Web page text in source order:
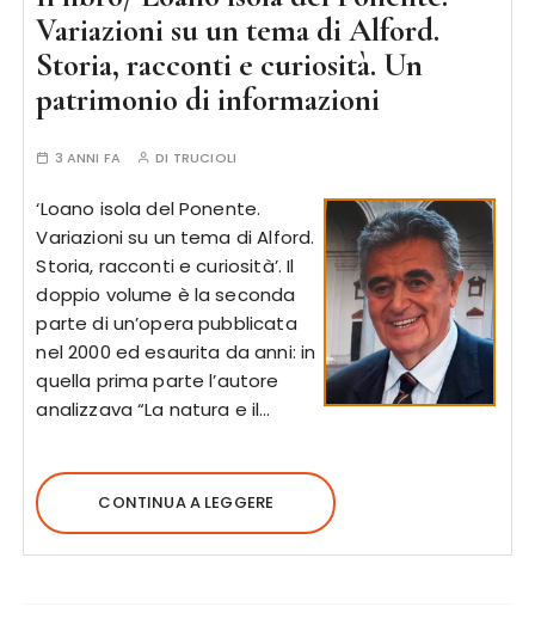
Variazioni su un tema di Alford.
Storia, racconti e curiosità. Un
patrimonio di informazioni
3 ANNI FA DI TRUCIOLI
‘Loano isola del Ponente.
Variazioni su un tema di Alford.
Storia, racconti e curiosità’. Il
doppio volume è la seconda
parte di un’opera pubblicata
nel 2000 ed esaurita da anni: in
quella prima parte l’autore
analizzava “La natura e il…
CONTINUA A LEGGERE